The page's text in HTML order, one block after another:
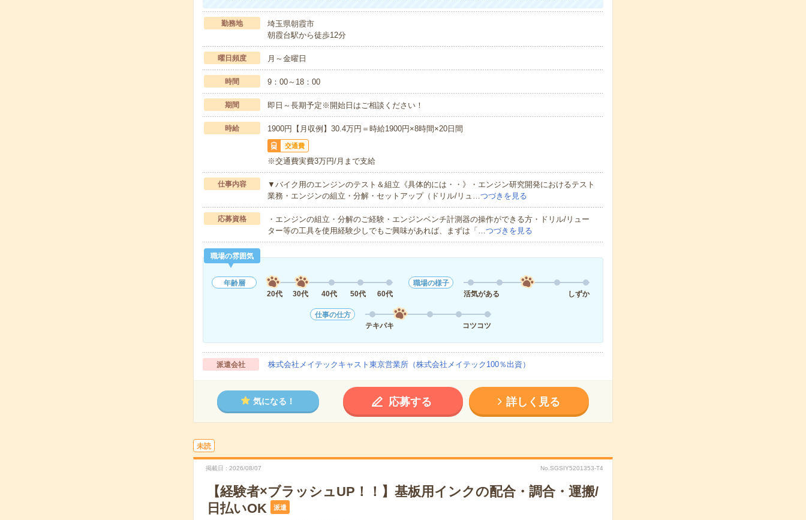
勤務地
埼玉県朝霞市
朝霞台駅から徒歩12分
曜日頻度 月～金曜日
時間 9：00～18：00
期間 即日～長期予定※開始日はご相談ください！
時給 1900円【月収例】30.4万円＝時給1900円×8時間×20日間
交通費
※交通費実費3万円/月まで支給
仕事内容
▼バイク用のエンジンのテスト＆組立《具体的には・・》・エンジン研究開発におけるテスト
業務・エンジンの組立・分解・セットアップ（ドリル/リュ…つづきを見る
応募資格
・エンジンの組立・分解のご経験・エンジンベンチ計測器の操作ができる方・ドリル/リュー
ター等の工具を使用経験少しでもご興味があれば、まずは「…つづきを見る
職場の雰囲気
年齢層
20代
30代 40代 50代 60代
職場の様子
活気がある
しずか
仕事の仕方
テキパキ
コツコツ
派遣会社 株式会社メイテックキャスト東京営業所（株式会社メイテック100％出資）
気になる！ 応募する 詳しく見る
未読
掲載日 2026/08/07 No.SGSIY5201353-T4
【経験者×ブラッシュUP！！】基板用インクの配合・調合・運搬/
日払いOK
派遣